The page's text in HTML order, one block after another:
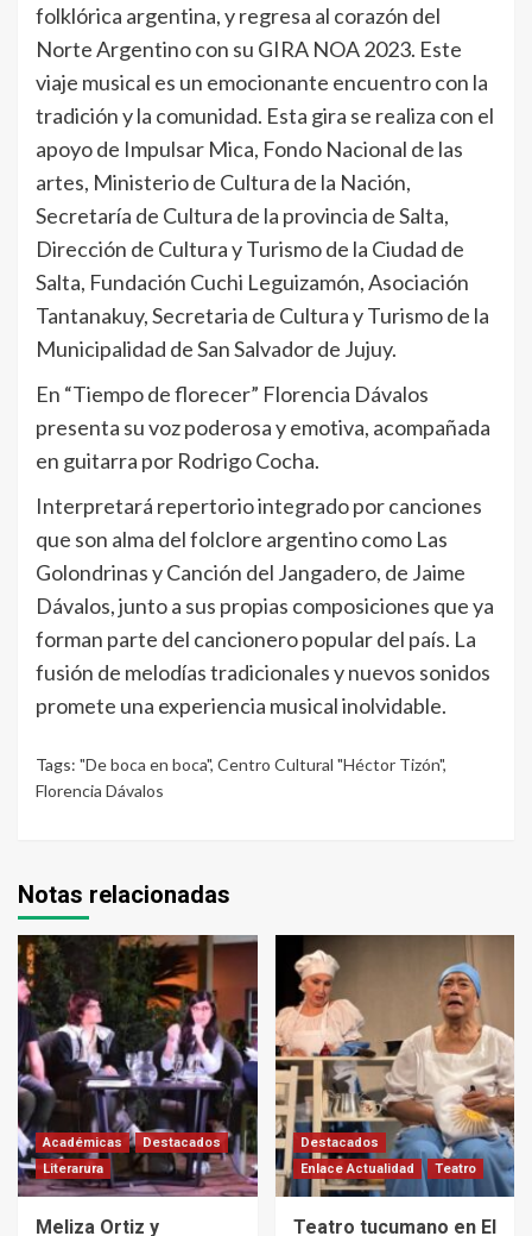
folklórica argentina, y regresa al corazón del
Norte Argentino con su GIRA NOA 2023. Este
viaje musical es un emocionante encuentro con la
tradición y la comunidad. Esta gira se realiza con el
apoyo de Impulsar Mica, Fondo Nacional de las
artes, Ministerio de Cultura de la Nación,
Secretaría de Cultura de la provincia de Salta,
Dirección de Cultura y Turismo de la Ciudad de
Salta, Fundación Cuchi Leguizamón, Asociación
Tantanakuy, Secretaria de Cultura y Turismo de la
Municipalidad de San Salvador de Jujuy.
En “Tiempo de florecer” Florencia Dávalos
presenta su voz poderosa y emotiva, acompañada
en guitarra por Rodrigo Cocha.
Interpretará repertorio integrado por canciones
que son alma del folclore argentino como Las
Golondrinas y Canción del Jangadero, de Jaime
Dávalos, junto a sus propias composiciones que ya
forman parte del cancionero popular del país. La
fusión de melodías tradicionales y nuevos sonidos
promete una experiencia musical inolvidable.
Tags: "De boca en boca", Centro Cultural "Héctor Tizón",
Florencia Dávalos
Notas relacionadas
Académicas
Destacados
Literarura
Meliza Ortiz y
Destacados
Enlace Actualidad
Teatro
Teatro tucumano en El